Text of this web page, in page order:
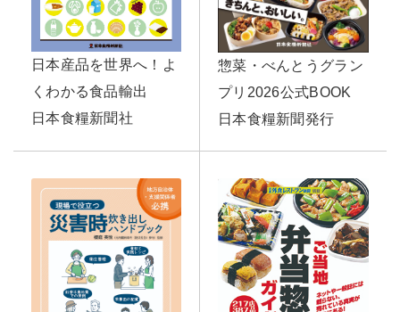
日本産品を世界へ！よ
くわかる食品輸出
日本食糧新聞社
惣菜・べんとうグラン
プリ2026公式BOOK
日本食糧新聞発行